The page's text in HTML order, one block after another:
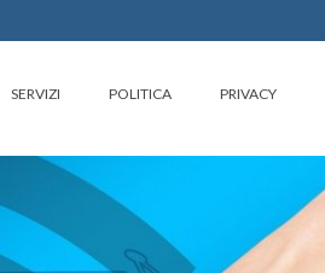
SERVIZI POLITICA PRIVACY